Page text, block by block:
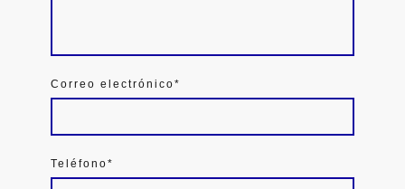
Correo electrónico*
Teléfono*